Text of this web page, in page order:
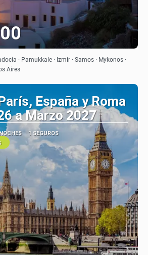
Ver
· Pamukkale · Izmir · Samos · Mykonos ·
Aires
España y Roma
a Marzo 2027
1 SEGUROS